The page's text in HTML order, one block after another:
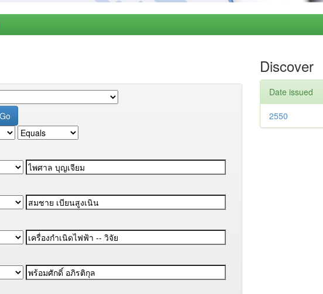
Discover
Date issued
2550